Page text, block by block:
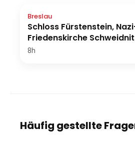
Breslau
Schloss Fürstenstein,
Friedenskirche
8h
Häufig gestellte